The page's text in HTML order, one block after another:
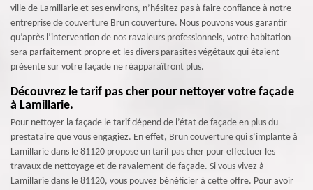
ville de Lamillarie et ses environs, n’hésitez pas à faire confiance à notre
entreprise de couverture Brun couverture. Nous pouvons vous garantir
qu’après l’intervention de nos ravaleurs professionnels, votre habitation
sera parfaitement propre et les divers parasites végétaux qui étaient
présente sur votre façade ne réapparaîtront plus.
Découvrez le tarif pas cher pour nettoyer votre façade
à Lamillarie.
Pour nettoyer la façade le tarif dépend de l’état de façade en plus du
prestataire que vous engagiez. En effet, Brun couverture qui s’implante à
Lamillarie dans le 81120 propose un tarif pas cher pour effectuer les
travaux de nettoyage et de ravalement de façade. Si vous vivez à
Lamillarie dans le 81120, vous pouvez bénéficier à cette offre. Pour avoir